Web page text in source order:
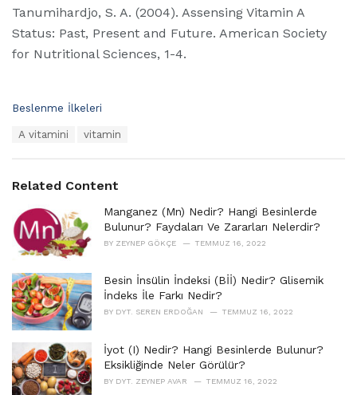
Tanumihardjo, S. A. (2004). Assensing Vitamin A
Status: Past, Present and Future. American Society
for Nutritional Sciences, 1-4.
C
r
e
s
Beslenme İlkeleri
:
A vitamini vitamin
Related Content
Manganez (Mn) Nedir? Hangi Besinlerde
Bulunur? Faydaları Ve Zararları Nelerdir?
BY ZEYNEP GÖKÇE TEMMUZ 16, 2022
Besin İnsülin İndeksi (Bİİ) Nedir? Glisemik
İndeks İle Farkı Nedir?
BY DYT. SEREN ERDOĞAN TEMMUZ 16, 2022
İyot (I) Nedir? Hangi Besinlerde Bulunur?
Eksikliğinde Neler Görülür?
BY DYT. ZEYNEP AVAR TEMMUZ 16, 2022